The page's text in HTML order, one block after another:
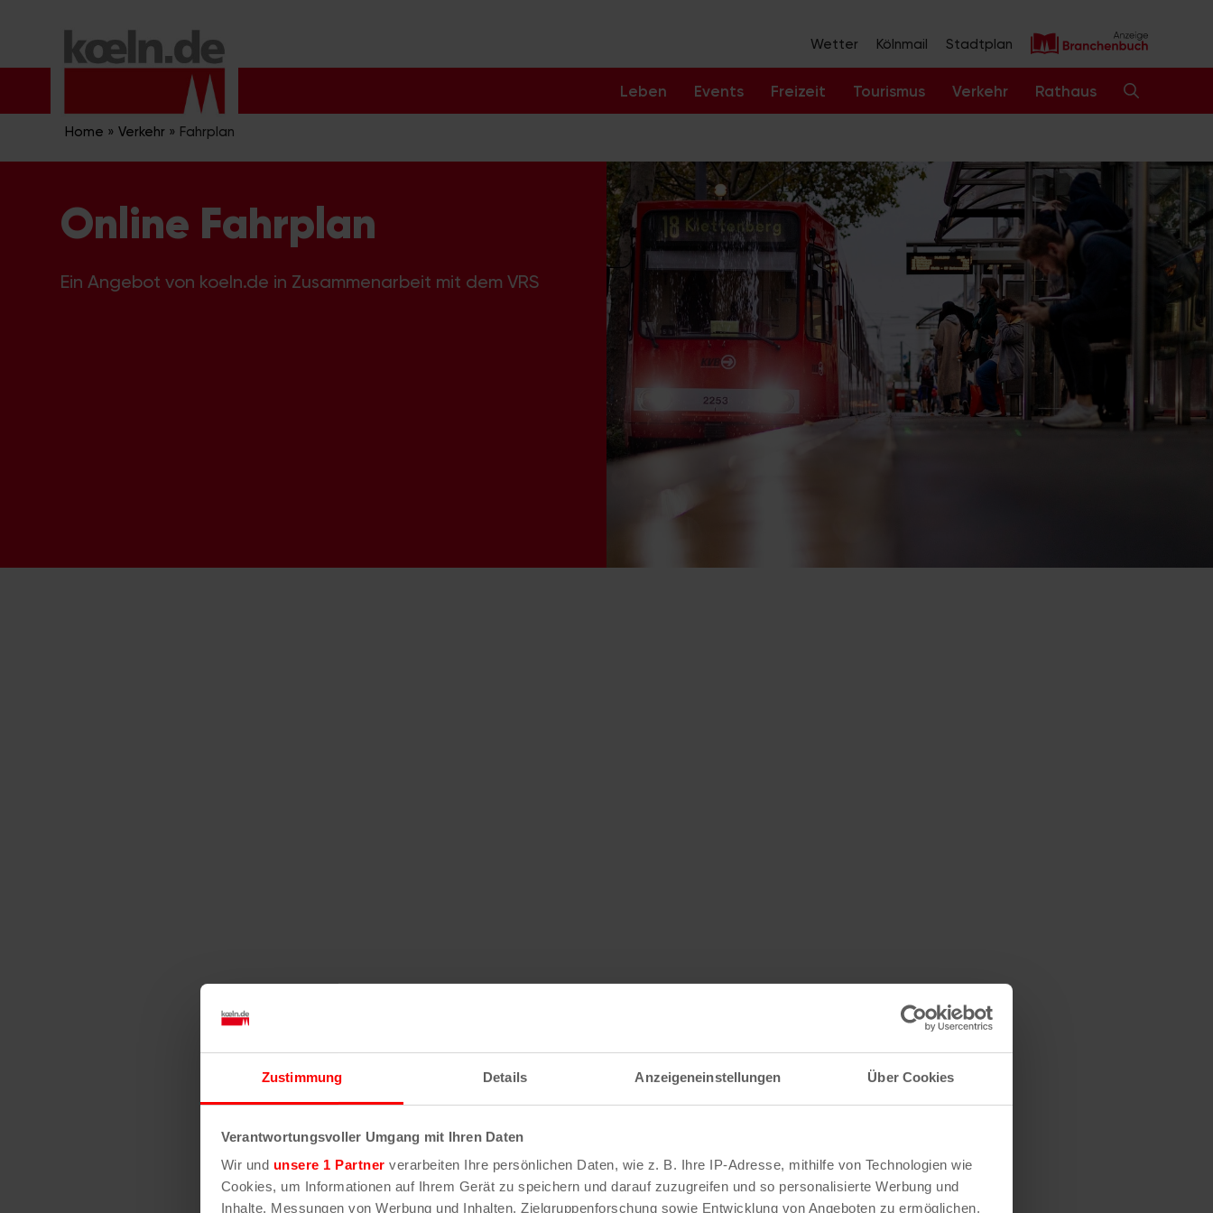
Zustimmung Details Anzeigeneinstellungen Über Cookies
Verantwortungsvoller Umgang mit Ihren Daten
Wir und unsere 1 Partner verarbeiten Ihre persönlichen Daten, wie z. B. Ihre IP-Adresse, mithilfe von Technologien wie
Cookies, um Informationen auf Ihrem Gerät zu speichern und darauf zuzugreifen und so personalisierte Werbung und
Inhalte, Messungen von Werbung und Inhalten, Zielgruppenforschung sowie Entwicklung von Angeboten zu ermöglichen.
Inhalt
Wetter Kölnmail Stadtplan
Leben Events Freizeit Tourismus Verkehr Rathaus
Home » Verkehr » Fahrplan
Online Fahrplan
Ein Angebot von koeln.de in Zusammenarbeit mit dem VRS